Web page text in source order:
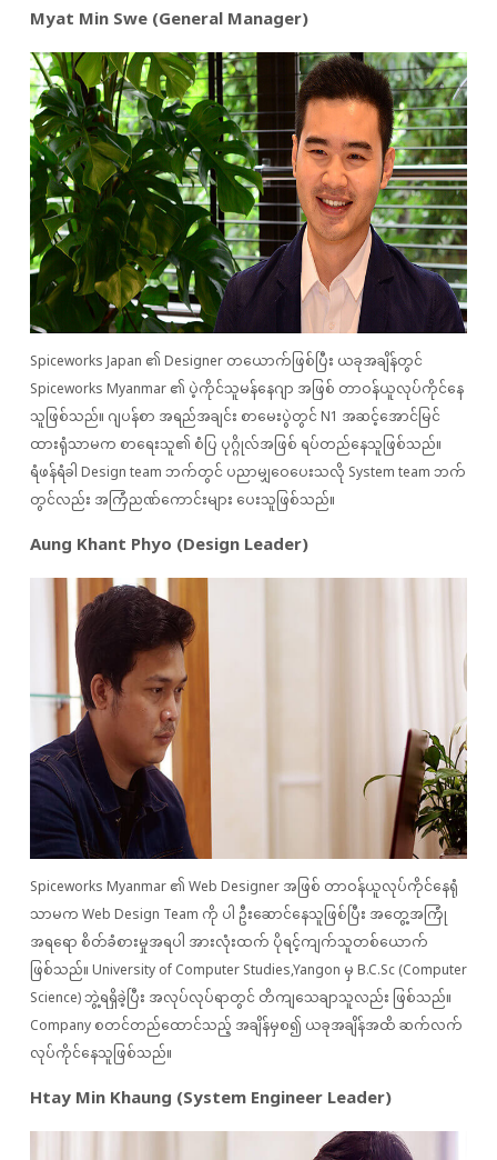
Myat Min Swe (General Manager)
Spiceworks Japan ၏ Designer တယောက်ဖြစ်ပြီး ယခုအချိန်တွင်
Spiceworks Myanmar ၏ ပဲ့ကိုင်သူမန်နေဂျာ အဖြစ် တာဝန်ယူလုပ်ကိုင်နေ
သူဖြစ်သည်။ ဂျပန်စာ အရည်အချင်း စာမေးပွဲတွင် N1 အဆင့်အောင်မြင်
ထားရုံသာမက စာရေးသူ၏ စံပြ ပုဂ္ဂိုလ်အဖြစ် ရပ်တည်နေသူဖြစ်သည်။
ရံဖန်ရံခါ Design team ဘက်တွင် ပညာမျှဝေပေးသလို System team ဘက်
တွင်လည်း အကြံညဏ်ကောင်းများ ပေးသူဖြစ်သည်။
Aung Khant Phyo (Design Leader)
Spiceworks Myanmar ၏ Web Designer အဖြစ် တာဝန်ယူလုပ်ကိုင်နေရုံ
သာမက Web Design Team ကို ပါ ဦးဆောင်နေသူဖြစ်ပြီး အတွေ့အကြုံ
အရရော စိတ်ခံစားမှုအရပါ အားလုံးထက် ပိုရင့်ကျက်သူတစ်ယောက်
ဖြစ်သည်။ University of Computer Studies,Yangon မှ B.C.Sc (Computer
Science) ဘွဲ့ရရှိခဲ့ပြီး အလုပ်လုပ်ရာတွင် တိကျသေချာသူလည်း ဖြစ်သည်။
Company စတင်တည်ထောင်သည့် အချိန်မှစ၍ ယခုအချိန်အထိ ဆက်လက်
လုပ်ကိုင်နေသူဖြစ်သည်။
Htay Min Khaung (System Engineer Leader)